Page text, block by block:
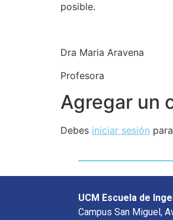
posible.
Dra Maria Aravena
Profesora
Agregar un
Debes iniciar sesión
UCM Escuela de
Campus San Miguel,